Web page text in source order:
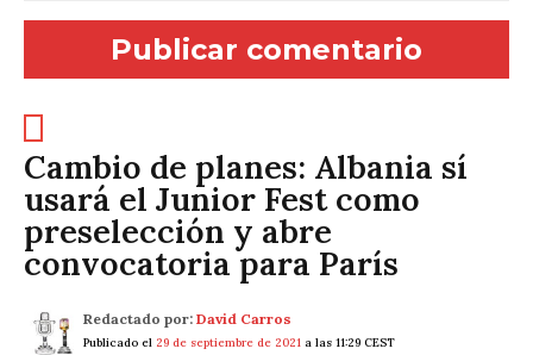
Cambio de planes: Albania sí
usará el Junior Fest como
preselección y abre
convocatoria para París
Redactado por: David Carros
Publicado el 29 de septiembre de 2021 a las 11:29 CEST